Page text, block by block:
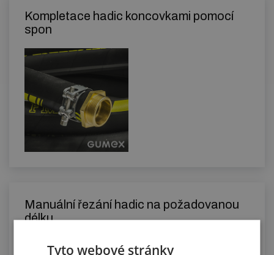
Kompletace hadic koncovkami pomocí
spon
Manuální řezání hadic na požadovanou
délku
Tyto webové stránky